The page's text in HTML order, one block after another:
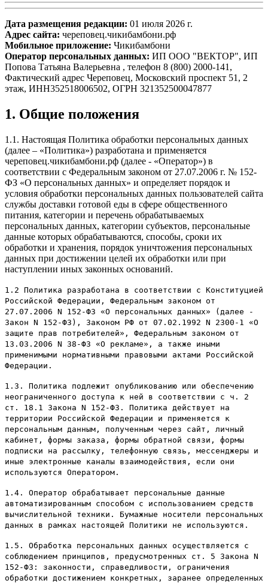
Дата размещения редакции: 01 июля 2026 г.
Адрес сайта: череповец.чикибамбони.рф
Мобильное приложение: Чикибамбони
Оператор персональных данных: ИП ООО "ВЕКТОР", ИП
Попова Татьяна Валерьевна , телефон 8 (800) 2000-141,
Фактический адрес Череповец, Московский проспект 51, 2
этаж, ИНН352518006502, ОГРН 321352500047877
1. Общие положения
1.1. Настоящая Политика обработки персональных данных
(далее – «Политика») разработана и применяется
череповец.чикибамбони.рф (далее - «Оператор») в
соответствии с Федеральным законом от 27.07.2006 г. № 152-
ФЗ «О персональных данных» и определяет порядок и
условия обработки персональных данных пользователей сайта
службы доставки готовой еды в сфере общественного
питания, категории и перечень обрабатываемых
персональных данных, категории субъектов, персональные
данные которых обрабатываются, способы, сроки их
обработки и хранения, порядок уничтожения персональных
данных при достижении целей их обработки или при
наступлении иных законных оснований.
1.2 Политика разработана в соответствии с Конституцией
Российской Федерации, Федеральным законом от
27.07.2006 N 152-ФЗ «О персональных данных» (далее -
Закон N 152-ФЗ), Законом РФ от 07.02.1992 N 2300-1 «О
защите прав потребителей», Федеральным законом от
13.03.2006 N 38-ФЗ «О рекламе», а также иными
применимыми нормативными правовыми актами Российской
Федерации.
1.3. Политика подлежит опубликованию или обеспечению
неограниченного доступа к ней в соответствии с ч. 2
ст. 18.1 Закона N 152-ФЗ. Политика действует на
территории Российской Федерации и применяется к
персональным данным, полученным через сайт, личный
кабинет, формы заказа, формы обратной связи, формы
подписки на рассылку, телефонную связь, мессенджеры и
иные электронные каналы взаимодействия, если они
используются Оператором.
1.4. Оператор обрабатывает персональные данные
автоматизированным способом с использованием средств
вычислительной техники. Бумажные носители персональных
данных в рамках настоящей Политики не используются.
1.5. Обработка персональных данных осуществляется с
соблюдением принципов, предусмотренных ст. 5 Закона N
152-ФЗ: законности, справедливости, ограничения
обработки достижением конкретных, заранее определенных